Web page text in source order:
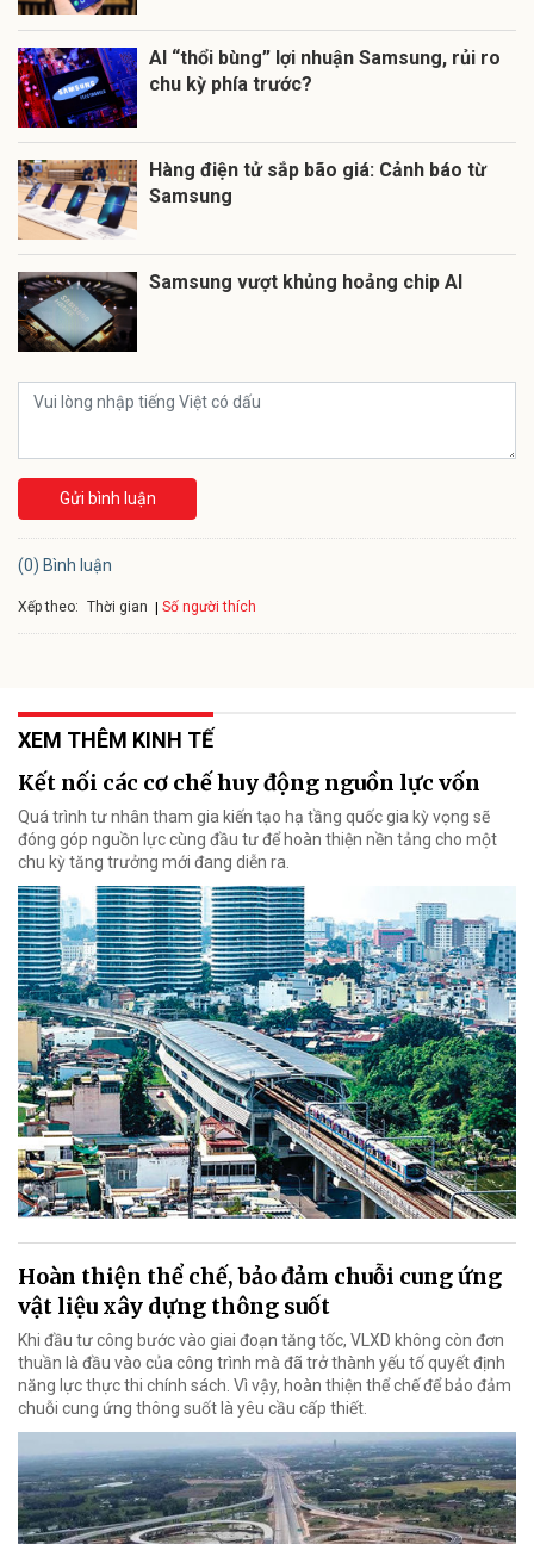
AI “thổi bùng” lợi nhuận Samsung, rủi ro
chu kỳ phía trước?
Hàng điện tử sắp bão giá: Cảnh báo từ
Samsung
Samsung vượt khủng hoảng chip AI
Gửi bình luận
(0) Bình luận
Xếp theo: Thời gian Số người thích
XEM THÊM KINH TẾ
Kết nối các cơ chế huy động nguồn lực vốn
Quá trình tư nhân tham gia kiến tạo hạ tầng quốc gia kỳ vọng sẽ
đóng góp nguồn lực cùng đầu tư để hoàn thiện nền tảng cho một
chu kỳ tăng trưởng mới đang diễn ra.
Hoàn thiện thể chế, bảo đảm chuỗi cung ứng
vật liệu xây dựng thông suốt
Khi đầu tư công bước vào giai đoạn tăng tốc, VLXD không còn đơn
thuần là đầu vào của công trình mà đã trở thành yếu tố quyết định
năng lực thực thi chính sách. Vì vậy, hoàn thiện thể chế để bảo đảm
chuỗi cung ứng thông suốt là yêu cầu cấp thiết.